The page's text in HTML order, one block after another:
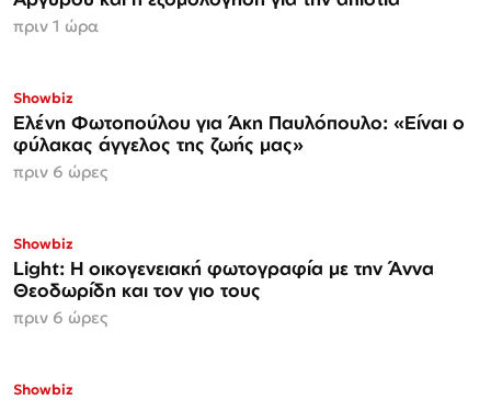
πριν 1 ώρα
Showbiz
Ελένη Φωτοπούλου για Άκη Παυλόπουλο: «Είναι ο
φύλακας άγγελος της ζωής μας»
πριν 6 ώρες
Showbiz
Light: Η οικογενειακή φωτογραφία με την Άννα
Θεοδωρίδη και τον γιο τους
πριν 6 ώρες
Showbiz